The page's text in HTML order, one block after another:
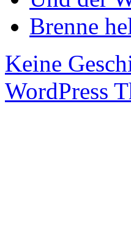
Brenne
Keine
WordPress